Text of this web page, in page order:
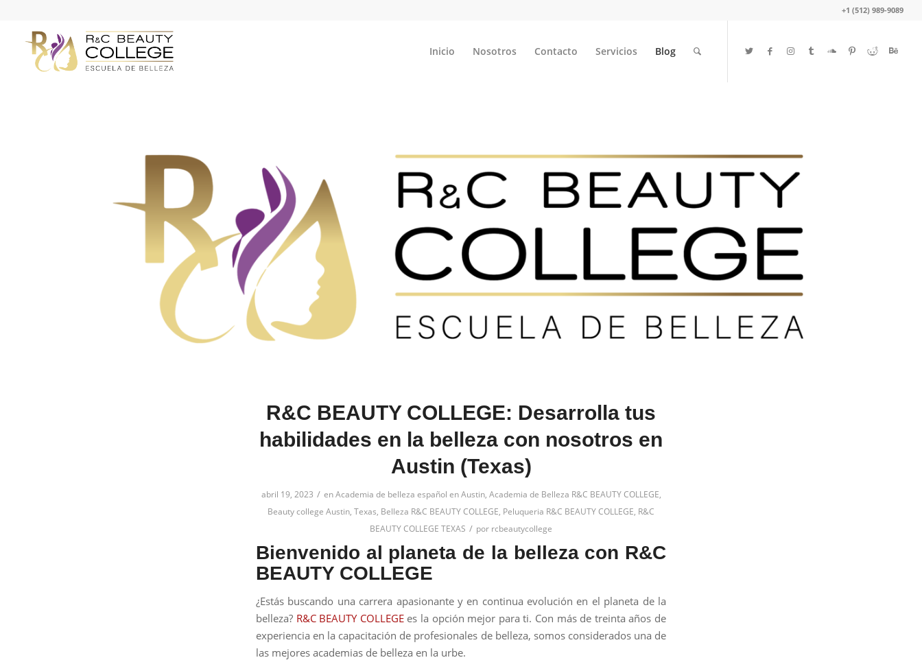
+1 (512) 989-9089
Inicio Nosotros Contacto Servicios Blog
R&C BEAUTY COLLEGE: Desarrolla tus
habilidades en la belleza con nosotros en
Austin (Texas)
abril 19, 2023 / enAcademia de belleza español en Austin, Academia de Belleza R&C BEAUTY COLLEGE,
Beauty college Austin, Texas, Belleza R&C BEAUTY COLLEGE, Peluqueria R&C BEAUTY COLLEGE, R&C
BEAUTY COLLEGE TEXAS / por rcbeautycollege
Bienvenido al planeta de la belleza con R&C
BEAUTY COLLEGE
¿Estás buscando una carrera apasionante y en continua evolución en el planeta de la
belleza? R&C BEAUTY COLLEGEes la opción mejor para ti. Con más de treinta años de
experiencia en la capacitación de profesionales de belleza, somos considerados una de
las mejores academias de belleza en la urbe.